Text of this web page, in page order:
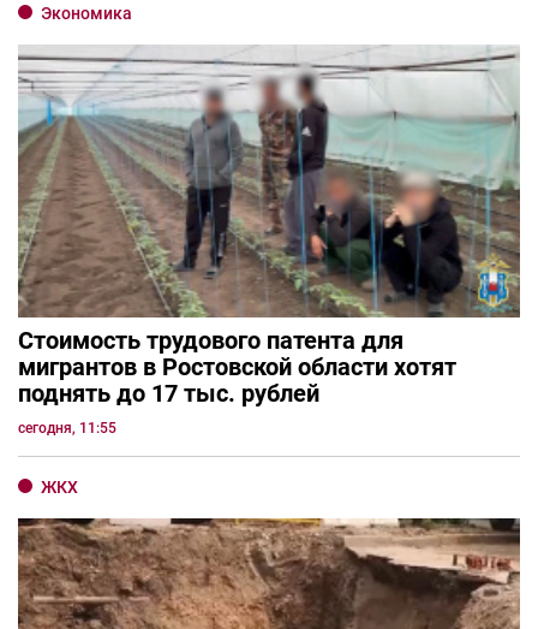
Экономика
Стоимость трудового патента для
мигрантов в Ростовской области хотят
поднять до 17 тыс. рублей
сегодня, 11:55
ЖКХ